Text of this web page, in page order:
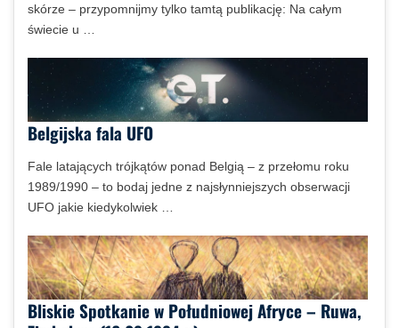
skórze – przypomnijmy tylko tamtą publikację: Na całym
świecie u …
Belgijska fala UFO
Fale latających trójkątów ponad Belgią – z przełomu roku
1989/1990 – to bodaj jedne z najsłynniejszych obserwacji
UFO jakie kiedykolwiek …
Bliskie Spotkanie w Południowej Afryce – Ruwa,